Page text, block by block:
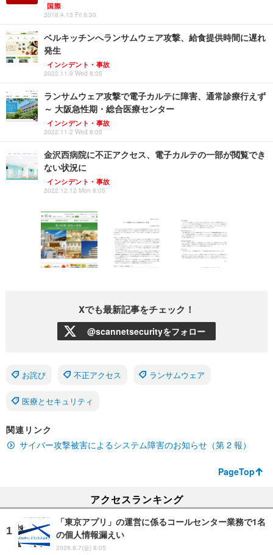
国際
2018.4.13 Fri 8:30
ベルキッチンへランサムウェア攻撃、給食提供時間に遅れ
発生
インシデント・事故
2022.11.9 Wed 8:05
ランサムウェア攻撃で電子カルテに障害、通常診療行えず
～ 大阪急性期・総合医療センター
インシデント・事故
2022.11.2 Wed 8:05
金沢西病院に不正アクセス、電子カルテの一部が閲覧でき
ない状況に
インシデント・事故
2022.12.12 Mon 8:05
Xでも最新記事をチェック！
@scannetsecurityをフォロー
お詫び 不正アクセス ランサムウェア
医療とセキュリティ
関連リンク
サイバー攻撃被害によるシステム障害のお知らせ（第 2 報）
PageTop
アクセスランキング
「東京アプリ」の運営に係るコールセンター業務で1名
の個人情報漏えい
2026.8.7(金) 8:05